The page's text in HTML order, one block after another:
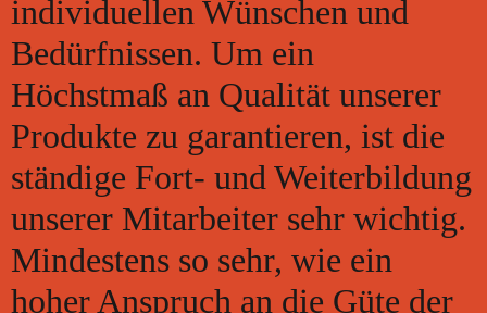
individuellen Wünschen und
Bedürfnissen. Um ein
Höchstmaß an Qualität unserer
Produkte zu garantieren, ist die
ständige Fort- und Weiterbildung
unserer Mitarbeiter sehr wichtig.
Mindestens so sehr, wie ein
hoher Anspruch an die Güte der